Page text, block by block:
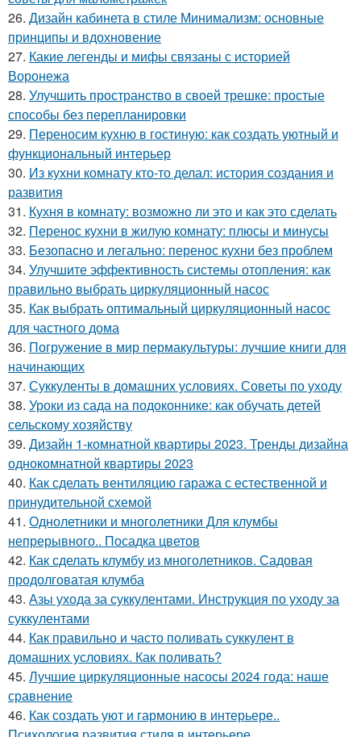
26. Дизайн кабинета в стиле Минимализм: основные
принципы и вдохновение
27. Какие легенды и мифы связаны с историей
Воронежа
28. Улучшить пространство в своей трешке: простые
способы без перепланировки
29. Переносим кухню в гостиную: как создать уютный и
функциональный интерьер
30. Из кухни комнату кто-то делал: история создания и
развития
31. Кухня в комнату: возможно ли это и как это сделать
32. Перенос кухни в жилую комнату: плюсы и минусы
33. Безопасно и легально: перенос кухни без проблем
34. Улучшите эффективность системы отопления: как
правильно выбрать циркуляционный насос
35. Как выбрать оптимальный циркуляционный насос
для частного дома
36. Погружение в мир пермакультуры: лучшие книги для
начинающих
37. Суккуленты в домашних условиях. Советы по уходу
38. Уроки из сада на подоконнике: как обучать детей
сельскому хозяйству
39. Дизайн 1-комнатной квартиры 2023. Тренды дизайна
однокомнатной квартиры 2023
40. Как сделать вентиляцию гаража с естественной и
принудительной схемой
41. Однолетники и многолетники Для клумбы
непрерывного.. Посадка цветов
42. Как сделать клумбу из многолетников. Садовая
продолговатая клумба
43. Азы ухода за суккулентами. Инструкция по уходу за
суккулентами
44. Как правильно и часто поливать суккулент в
домашних условиях. Как поливать?
45. Лучшие циркуляционные насосы 2024 года: наше
сравнение
46. Как создать уют и гармонию в интерьере..